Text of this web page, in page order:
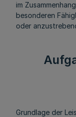
im
besonderen
oder
Grundlage der